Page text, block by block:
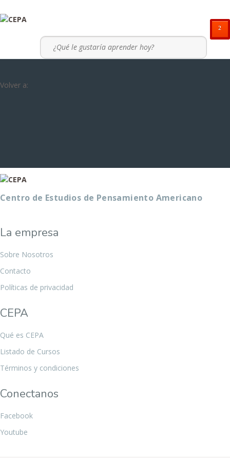
²
Volver a:
Centro de Estudios de Pensamiento Americano
La empresa
Sobre Nosotros
Contacto
Políticas de privacidad
CEPA
Qué es CEPA
Listado de Cursos
Términos y condiciones
Conectanos
Facebook
Youtube